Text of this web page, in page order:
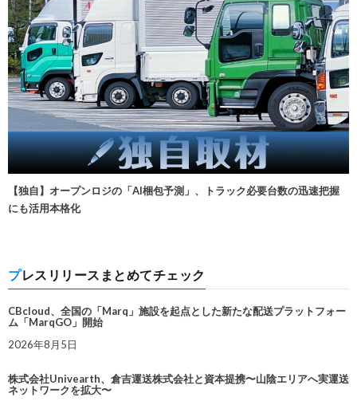
【独自】オープンロジの「AI梱包予測」、トラック必要台数の迅速把握
にも活用本格化
プレスリリースまとめてチェック
CBcloud、全国の「Marq」施設を起点とした新たな配送プラットフォー
ム「MarqGO」開始
2026年8月5日
株式会社Univearth、倉吉運送株式会社と資本提携〜山陰エリアへ実運送
ネットワークを拡大〜